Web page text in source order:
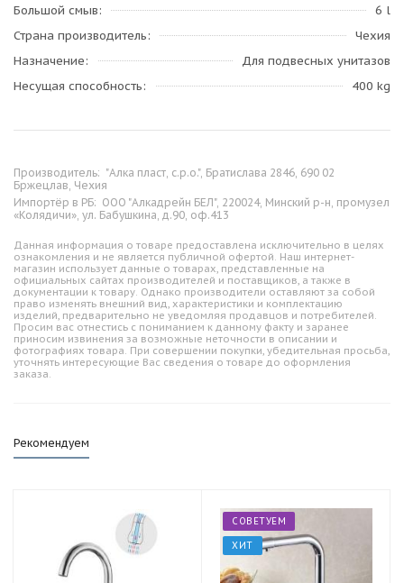
Большой смыв
6 l
Страна производитель
Чехия
Назначение
Для подвесных унитазов
Несущая способность
400 kg
Производитель: "Алка пласт, с.р.о.", Братислава 2846, 690 02
Бржецлав, Чехия
Импортёр в РБ: ООО "Алкадрейн БЕЛ", 220024, Минский р-н, промузел
«Колядичи», ул. Бабушкина, д.90, оф.413
Данная информация о товаре предоставлена исключительно в целях
ознакомления и не является публичной офертой. Наш интернет-
магазин использует данные о товарах, представленные на
официальных сайтах производителей и поставщиков, а также в
документации к товару. Однако производители оставляют за собой
право изменять внешний вид, характеристики и комплектацию
изделий, предварительно не уведомляя продавцов и потребителей.
Просим вас отнестись с пониманием к данному факту и заранее
приносим извинения за возможные неточности в описании и
фотографиях товара. При совершении покупки, убедительная просьба,
уточнять интересующие Вас сведения о товаре до оформления
заказа.
Рекомендуем
СОВЕТУЕМ
ХИТ